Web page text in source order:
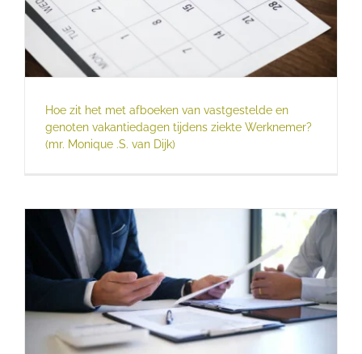
Hoe zit het met afboeken van vastgestelde en
genoten vakantiedagen tijdens ziekte Werknemer?
(mr. Monique .S. van Dijk)